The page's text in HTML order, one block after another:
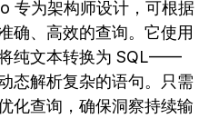
专为架构师设计，可根据
确、高效的查询。它使用
纯文本转换为 SQL——
态解析复杂的语句。只需
化查询，确保洞察持续输